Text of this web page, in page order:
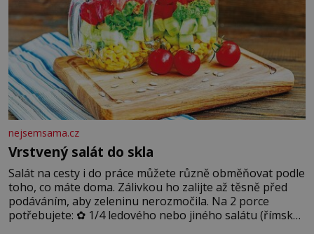
nejsemsama.cz
Vrstvený salát do skla
Salát na cesty i do práce můžete různě obměňovat podle
toho, co máte doma. Zálivkou ho zalijte až těsně před
podáváním, aby zeleninu nerozmočila. Na 2 porce
potřebujete: ✿ 1/4 ledového nebo jiného salátu (římský